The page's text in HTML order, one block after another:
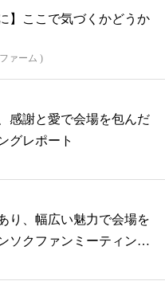
】ここで気づくかどうか
ァーム )
感謝と愛で会場を包んだ
グレポート
り、幅広い魅力で会場を
ソクファンミーティング